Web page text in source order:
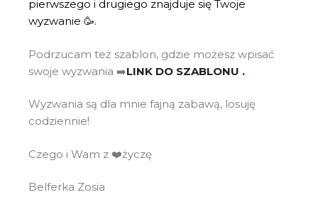
pierwszego i drugiego znajduje się Twoje
wyzwanie 🥳.
Podrzucam też szablon, gdzie możesz wpisać
swoje wyzwania ➡️LINK DO SZABLONU .
Wyzwania są dla mnie fajną zabawą, losuję
codziennie!
Czego i Wam z ❤️życzę
Belferka Zosia